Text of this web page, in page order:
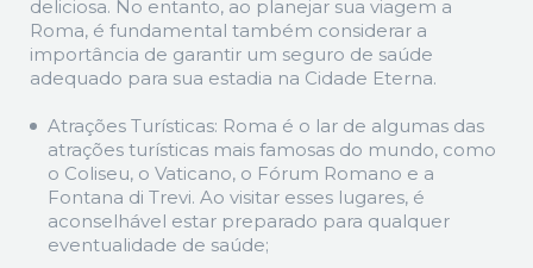
deliciosa. No entanto, ao planejar sua viagem a
Roma, é fundamental também considerar a
importância de garantir um seguro de saúde
adequado para sua estadia na Cidade Eterna.
Atrações Turísticas: Roma é o lar de algumas das
atrações turísticas mais famosas do mundo, como
o Coliseu, o Vaticano, o Fórum Romano e a
Fontana di Trevi. Ao visitar esses lugares, é
aconselhável estar preparado para qualquer
eventualidade de saúde;